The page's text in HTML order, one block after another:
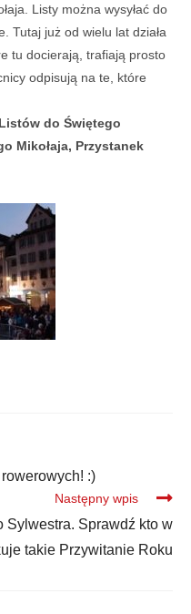
Listy można wysyłać do
Tutaj już od wielu lat działa
tu docierają, trafiają prosto
odpisują na te, które
do Świętego
Mikołaja, Przystanek
:)
Następny wpis
Sylwestra. Sprawdź kto w
takie Przywitanie Roku